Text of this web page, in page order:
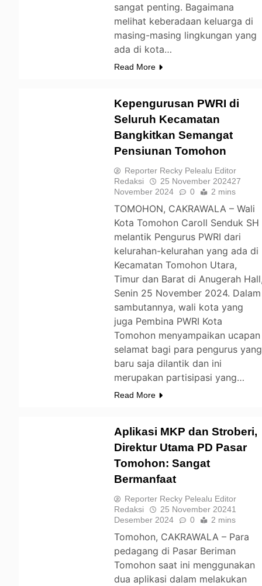
sangat penting. Bagaimana
melihat keberadaan keluarga di
masing-masing lingkungan yang
ada di kota…
Read More
Kepengurusan PWRI di
Seluruh Kecamatan
Bangkitkan Semangat
Pensiunan Tomohon
Reporter Recky Pelealu Editor
Redaksi
25 November 202427
November 2024
0 2 mins
TOMOHON, CAKRAWALA – Wali
Kota Tomohon Caroll Senduk SH
melantik Pengurus PWRI dari
kelurahan-kelurahan yang ada di
Kecamatan Tomohon Utara,
Timur dan Barat di Anugerah
Senin 25 November 2024. Dalam
sambutannya, wali kota yang
juga Pembina PWRI Kota
Tomohon menyampaikan ucapan
selamat bagi para pengurus yang
baru saja dilantik dan ini
merupakan partisipasi yang…
Read More
Aplikasi MKP dan Stroberi,
Direktur Utama PD Pasar
Tomohon: Sangat
Bermanfaat
Reporter Recky Pelealu Editor
Redaksi
25 November 20241
Desember 2024
0 2 mins
Tomohon, CAKRAWALA – Para
pedagang di Pasar Beriman
Tomohon saat ini menggunakan
dua aplikasi dalam melakukan